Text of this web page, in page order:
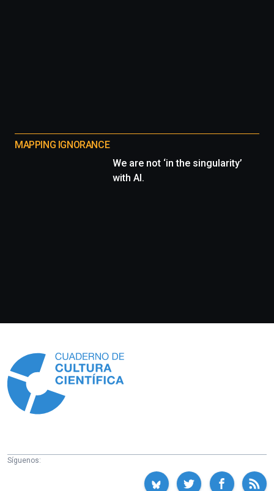
MAPPING IGNORANCE
We are not ‘in the singularity’
with AI.
Síguenos: